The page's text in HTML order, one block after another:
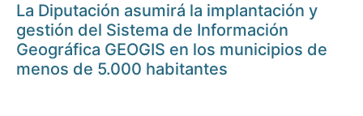
La Diputación asumirá la implantación y
gestión del Sistema de Información
Geográfica GEOGIS en los municipios de
menos de 5.000 habitantes